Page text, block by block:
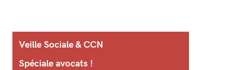
Veille Sociale & CCN
Spéciale avocats !